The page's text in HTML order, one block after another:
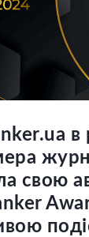
в
свою